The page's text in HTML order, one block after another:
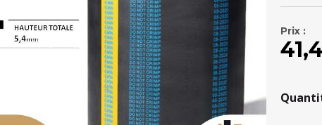
Prix :